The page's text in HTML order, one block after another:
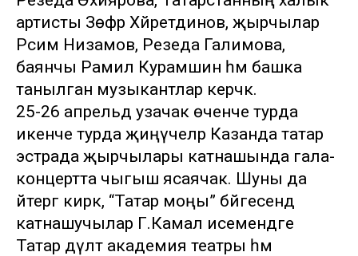
артисты Зөфәр Хәйретдинов, җырчылар
Рәсим Низамов, Резеда Галимова,
баянчы Рамил Курамшин һәм башка
танылган музыкантлар керәчәк.
25-26 апрельдә узачак өченче турда
икенче турда җиңүчеләр Казанда татар
эстрада җырчылары катнашында гала-
концертта чыгыш ясаячак. Шуны да
әйтергә кирәк, “Татар моңы” бәйгесендә
катнашучылар Г.Камал исемендәге
Татар дәүләт академия театры һәм